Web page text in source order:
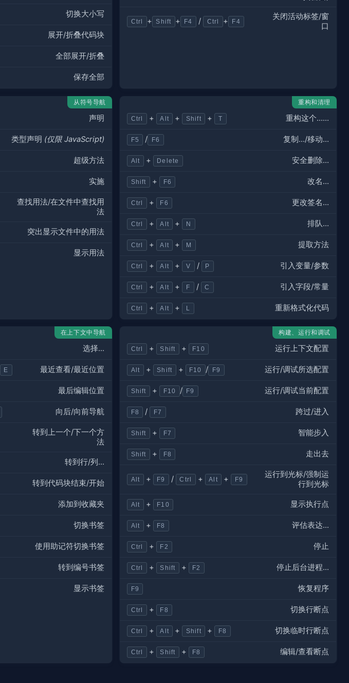
切换大小写
展开/折叠代码块
全部展开/折叠
保存全部
Ctrl + Shift + F4 / Ctrl + F4
关闭活动标签/窗
口
从符号导航
声明
类型声明 (仅限 JavaScript)
超级方法
实施
查找用法/在文件中查找用
法
突出显示文件中的用法
显示用法
重构和清理
Ctrl + Alt + Shift + T 重构这个……
F5 / F6 复制…/移动…
Alt + Delete 安全删除…
Shift + F6 改名…
Ctrl + F6 更改签名…
Ctrl + Alt + N 排队…
Ctrl + Alt + M 提取方法
Ctrl + Alt + V / P 引入变量/参数
Ctrl + Alt + F / C 引入字段/常量
Ctrl + Alt + L 重新格式化代码
在上下文中导航
选择...
E 最近查看/最近位置
最后编辑位置
向后/向前导航
转到上一个/下一个方
法
转到行/列...
转到代码块结束/开始
添加到收藏夹
切换书签
使用助记符切换书签
转到编号书签
显示书签
构建、运行和调试
Ctrl + Shift + F10 运行上下文配置
Alt + Shift + F10 / F9 运行/调试所选配置
Shift + F10 / F9 运行/调试当前配置
F8 / F7 跨过/进入
Shift + F7 智能步入
Shift + F8 走出去
Alt + F9 / Ctrl + Alt + F9
运行到光标/强制运
行到光标
Alt + F10 显示执行点
Alt + F8 评估表达...
Ctrl + F2 停止
Ctrl + Shift + F2 停止后台进程...
F9 恢复程序
Ctrl + F8 切换行断点
Ctrl + Alt + Shift + F8 切换临时行断点
Ctrl + Shift + F8 编辑/查看断点